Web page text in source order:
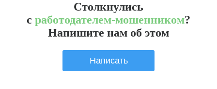
Столкнулись
с работодателем-мошенником?
Напишите нам об этом
Написать